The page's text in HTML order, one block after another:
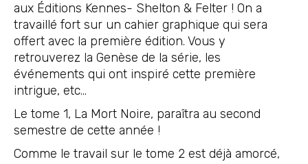
aux Éditions Kennes- Shelton & Felter ! On a
travaillé fort sur un cahier graphique qui sera
offert avec la première édition. Vous y
retrouverez la Genèse de la série, les
événements qui ont inspiré cette première
intrigue, etc…
Le tome 1, La Mort Noire, paraîtra au second
semestre de cette année !
Comme le travail sur le tome 2 est déjà amorcé,